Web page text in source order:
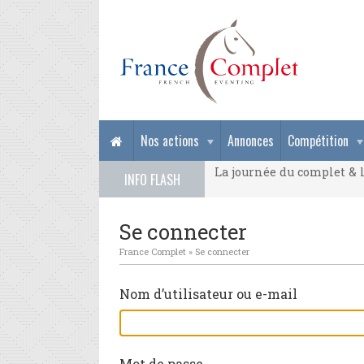
Nos actions Annonces Compétition
INFO FLASH
La journée du complet
La journée du complet
Se connecter
France Complet » Se connecter
Nom d’utilisateur ou e-mail